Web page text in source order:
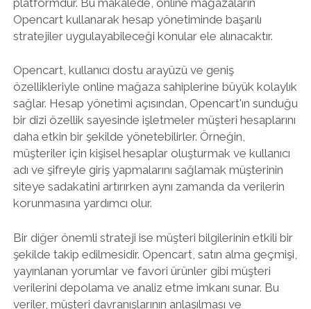
Opencart kullanarak hesap yönetiminde başarılı
stratejiler uygulayabileceği konular ele alınacaktır.
Opencart, kullanıcı dostu arayüzü ve geniş
özellikleriyle online mağaza sahiplerine büyük kolaylık
sağlar. Hesap yönetimi açısından, Opencart'ın sunduğu
bir dizi özellik sayesinde işletmeler müşteri hesaplarını
daha etkin bir şekilde yönetebilirler. Örneğin,
müşteriler için kişisel hesaplar oluşturmak ve kullanıcı
adı ve şifreyle giriş yapmalarını sağlamak müşterinin
siteye sadakatini artırırken aynı zamanda da verilerin
korunmasına yardımcı olur.
Bir diğer önemli strateji ise müşteri bilgilerinin etkili bir
şekilde takip edilmesidir. Opencart, satın alma geçmişi,
yayınlanan yorumlar ve favori ürünler gibi müşteri
verilerini depolama ve analiz etme imkanı sunar. Bu
veriler, müşteri davranışlarının anlaşılması ve